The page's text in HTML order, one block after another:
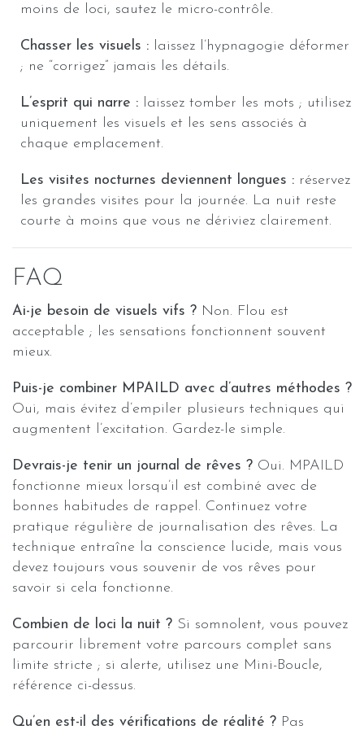
moins de loci, sautez le micro-contrôle.
Chasser les visuels : laissez l’hypnagogie déformer
; ne “corrigez” jamais les détails.
L’esprit qui narre : laissez tomber les mots ; utilisez
uniquement les visuels et les sens associés à
chaque emplacement.
Les visites nocturnes deviennent longues : réservez
les grandes visites pour la journée. La nuit reste
courte à moins que vous ne dériviez clairement.
FAQ
Ai-je besoin de visuels vifs ? Non. Flou est
acceptable ; les sensations fonctionnent souvent
mieux.
Puis-je combiner MPAILD avec d’autres méthodes ?
Oui, mais évitez d’empiler plusieurs techniques qui
augmentent l’excitation. Gardez-le simple.
Devrais-je tenir un journal de rêves ? Oui. MPAILD
fonctionne mieux lorsqu’il est combiné avec de
bonnes habitudes de rappel. Continuez votre
pratique régulière de journalisation des rêves. La
technique entraîne la conscience lucide, mais vous
devez toujours vous souvenir de vos rêves pour
savoir si cela fonctionne.
Combien de loci la nuit ? Si somnolent, vous pouvez
parcourir librement votre parcours complet sans
limite stricte ; si alerte, utilisez une Mini-Boucle,
référence ci-dessus.
Qu’en est-il des vérifications de réalité ? Pas